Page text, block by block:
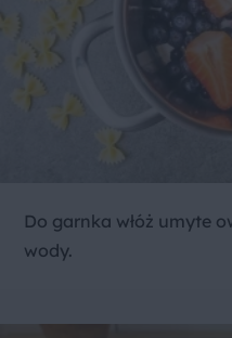
Do garnka włóż umyte
wody.